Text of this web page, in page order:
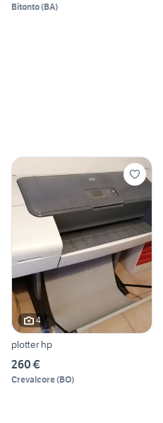
Bitonto(BA)
4
plotter hp
260 €
Crevalcore(BO)